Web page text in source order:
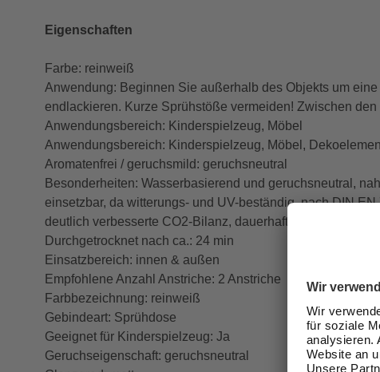
Eigenschaften
Farbe: reinweiß
Anwendung: Beginnen Sie außerhalb des Objekts um
endlackieren. Kurze Sprühstöße vermeiden! Zwischen
Anwendungsbereich: Kinderspielzeug, Möbel
Anwendungsbereich: Kinderspielzeug, Möbel,
Aromatenfrei / geruchsmild: geruchsneutral
Besonderheiten: Wasserbasierend und geruchsneutral,
einsetzbar, da witterungs- und UV-beständig, nach DIN
deutlich verbesserte CO2-Bilanz, dauerhafter Schutz
Durchgetrocknet nach ca.: 24 min
Einsatzbereich: innen & außen
Empfohlene Anzahl Anstriche: 2 Anstriche
Farbbezeichnung: reinweiß
Gebindeart: Sprühdose
Geeignet für Kinderspielzeug: Ja
Geruchseigenschaft: geruchsneutral